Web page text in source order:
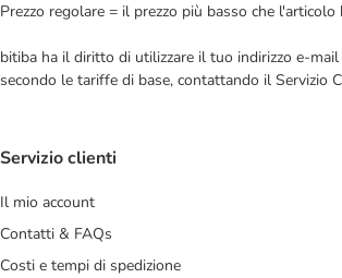
Prezzo regolare = il prezzo più basso che
bitiba ha il diritto di utilizzare il tuo indirizzo e-
secondo le tariffe di base, contattando il Servizio
Servizio clienti
Il mio account
Contatti & FAQs
Costi e tempi di spedizione